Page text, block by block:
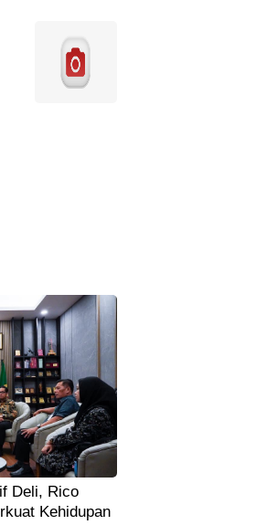
Deli, Rico
Kehidupan